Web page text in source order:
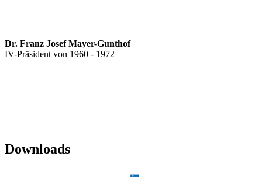
Dr. Franz Josef Mayer-Gunthof
IV-Präsident von 1960 - 1972
Downloads